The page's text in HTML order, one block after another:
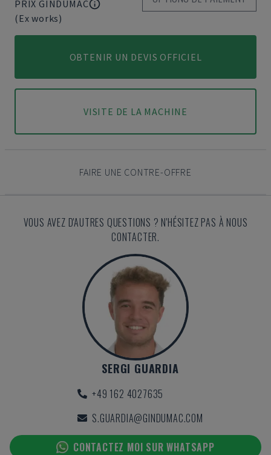
PRIX GINDUMAC
(Ex works)
OBTENIR UN DEVIS OFFICIEL
VISITE DE LA MACHINE
FAIRE UNE CONTRE-OFFRE
VOUS AVEZ D'AUTRES QUESTIONS ? N'HÉSITEZ PAS À NOUS
CONTACTER.
SERGI GUARDIA
+49 162 4027635
S.GUARDIA@GINDUMAC.COM
CONTACTEZ MOI SUR WHATSAPP